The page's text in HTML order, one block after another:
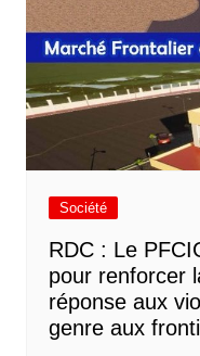
Société
RDC : Le
pour renforcer
réponse aux
genre aux